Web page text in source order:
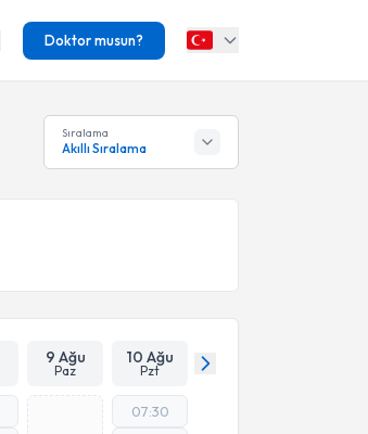
Doktor musun?
Sıralama
Akıllı Sıralama
9 Ağu
Paz
10 Ağu
Pzt
07:30